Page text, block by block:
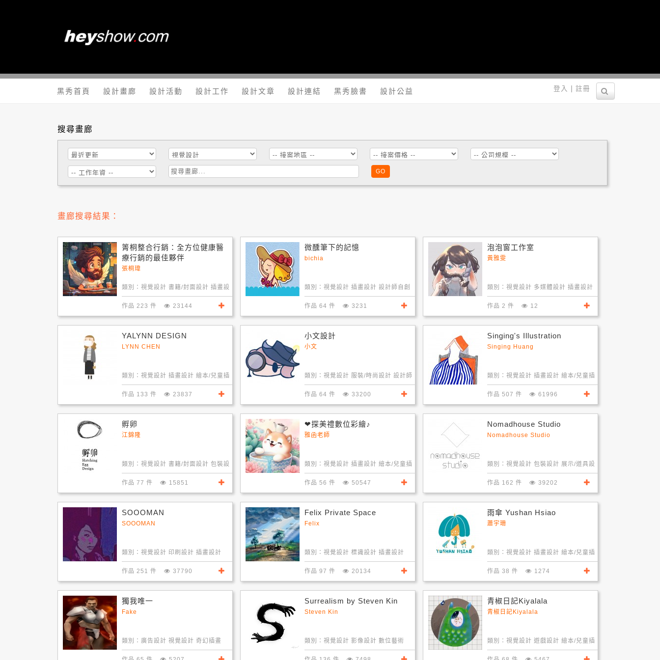
黑秀首頁 設計畫廊 設計活動 設計工作 設計文章 設計連結 黑秀臉書 設計公益 登入 | 註冊
搜尋畫廊
畫廊搜尋結果：
箐桐整合行銷：全方位健康醫
療行銷的最佳夥伴
張桐瑋
類別： 視覺設計 書籍/封面設計 插畫設
作品 223 件
23144
微醺筆下的記憶
bichia
類別： 視覺設計 插畫設計 設計師自創
作品 64 件
3231
泡泡窗工作室
黃雅雯
類別： 視覺設計 多媒體設計 插畫設計
作品 2 件 12
YALYNN DESIGN
LYNN CHEN
類別： 視覺設計 插畫設計 繪本/兒童插
作品 133 件
23837
小文設計
小文
類別： 視覺設計 服裝/時尚設計 設計師
作品 64 件
33200
Singing's Illustration
Singing Huang
類別： 視覺設計 插畫設計 繪本/兒童插
作品 507 件
61996
孵卵
江錦隆
類別： 視覺設計 書籍/封面設計 包裝設
作品 77 件
15851
❤探美禮數位彩繪♪
雅函老師
類別： 視覺設計 插畫設計 繪本/兒童插
作品 56 件
50547
Nomadhouse Studio
Nomadhouse Studio
類別： 視覺設計 包裝設計 展示/道具設
作品 162 件
39202
SOOOMAN
SOOOMAN
類別： 視覺設計 印刷設計 插畫設計
作品 251 件 37790
Felix Private Space
Felix
類別： 視覺設計 標識設計 插畫設計
作品 97 件 20134
雨傘 Yushan Hsiao
蕭宇珊
類別： 視覺設計 插畫設計 繪本/兒童插
作品 38 件
1274
獨我唯一
Fake
類別： 廣告設計 視覺設計 奇幻插畫
Surrealism by Steven Kin
Steven Kin
類別： 視覺設計 影像設計 數位藝術
青椒日記Kiyalala
青椒日記Kiyalala
類別： 視覺設計 遊戲設計 繪本/兒童插